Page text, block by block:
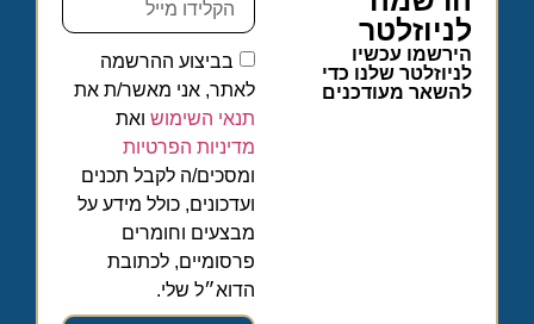
לניוזלטר
הירשמו עכשיו
לניוזלטר שלנו כדי
להשאר מעודכנים
בביצוע ההרשמה
לאתר, אני מאשר/ת את
תנאי השימוש ואת
מדיניות הפרטיות
ומסכים/ה לקבל תכנים
ועדכונים, כולל מידע על
מבצעים וחומרים
פרסומיים, לכתובת
הדוא״ל שלי.